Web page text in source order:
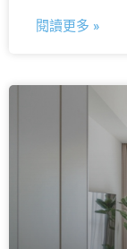
閱讀更多 »